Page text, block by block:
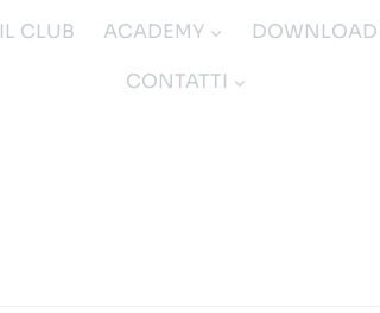
IL CLUB ACADEMY
DOWNLOAD
CONTATTI